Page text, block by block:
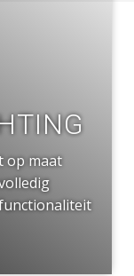
op maat